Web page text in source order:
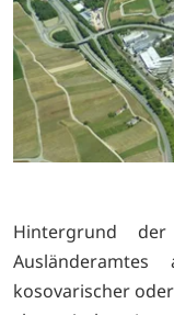
Hintergrund
kosovarischer